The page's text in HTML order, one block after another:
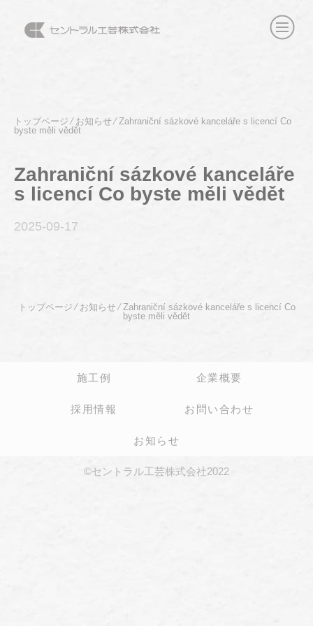
トップページ⁄ お知らせ⁄Zahraniční sázkové kanceláře s licencí Co
byste měli vědět
Zahraniční sázkové kanceláře
s licencí Co byste měli vědět
2025-09-17
トップページ ⁄ お知らせ⁄ Zahraniční sázkové kanceláře s licencí Co
byste měli vědět
施工例 企業概要
採用情報 お問い合わせ
お知らせ
©セントラル工芸株式会社2022